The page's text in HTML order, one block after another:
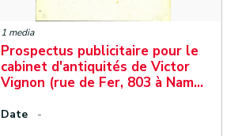
1 media
Prospectus publicitaire pour le
cabinet d'antiquités de Victor
Vignon (rue de Fer, 803 à Nam…
Date
-